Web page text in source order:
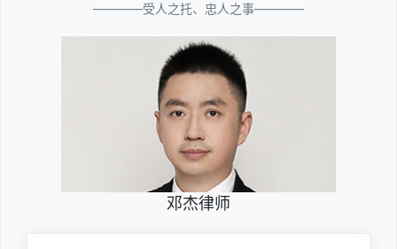
————受人之托、忠人之事————
邓杰律师